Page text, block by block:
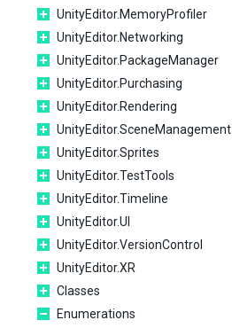
UnityEditor.MemoryProfiler
UnityEditor.Networking
UnityEditor.PackageManager
UnityEditor.Purchasing
UnityEditor.Rendering
UnityEditor.SceneManagement
UnityEditor.Sprites
UnityEditor.TestTools
UnityEditor.Timeline
UnityEditor.UI
UnityEditor.VersionControl
UnityEditor.XR
Classes
Enumerations